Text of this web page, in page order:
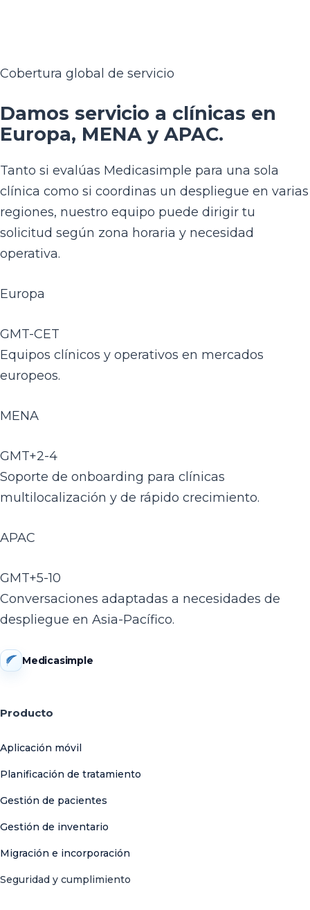
Cobertura global de servicio
Damos servicio a clínicas en
Europa, MENA y APAC.
Tanto si evalúas Medicasimple para una sola
clínica como si coordinas un despliegue en varias
regiones, nuestro equipo puede dirigir tu
solicitud según zona horaria y necesidad
operativa.
Europa
GMT-CET
Equipos clínicos y operativos en mercados
europeos.
MENA
GMT+2-4
Soporte de onboarding para clínicas
multilocalización y de rápido crecimiento.
APAC
GMT+5-10
Conversaciones adaptadas a necesidades de
despliegue en Asia-Pacífico.
Medicasimple
Producto
Aplicación móvil
Planificación de tratamiento
Gestión de pacientes
Gestión de inventario
Migración e incorporación
Seguridad y cumplimiento